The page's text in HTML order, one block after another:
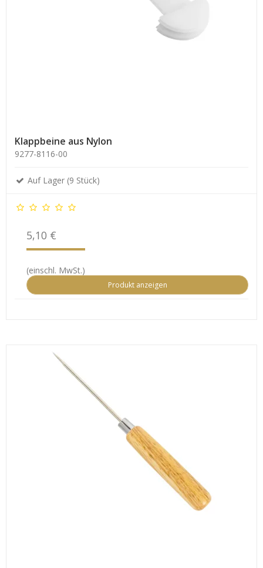
Klappbeine aus Nylon
9277-8116-00
Auf Lager (9 Stück)
5,10 €
(einschl. MwSt.)
Produkt anzeigen